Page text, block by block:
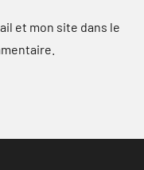
et mon site dans le